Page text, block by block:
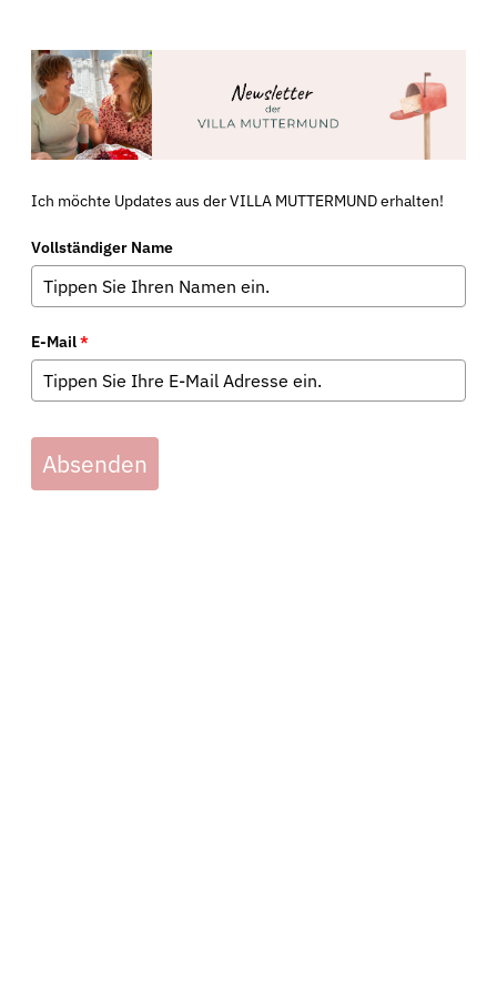
Ich möchte Updates aus der VILLA MUTTERMUND erhalten!
Vollständiger Name
E-Mail*
Absenden